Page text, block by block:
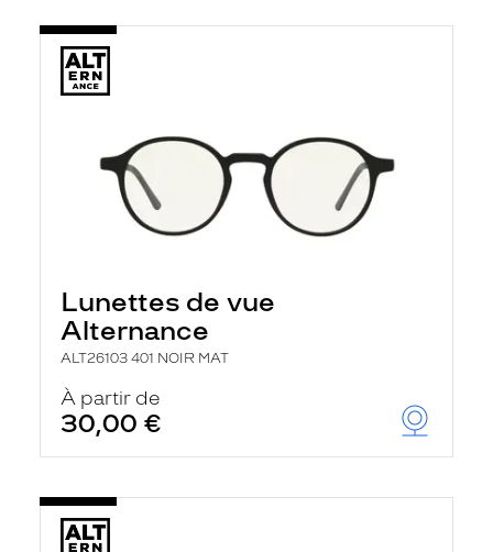
Lunettes de vue
Alternance
ALT26103 401 NOIR MAT
À partir de
30,00 €